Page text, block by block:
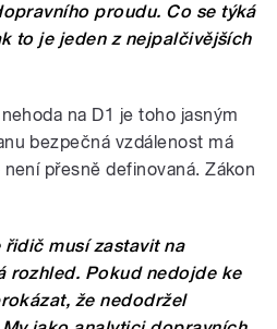
proudu. Co se týká
to je jeden z nejpalčivějších
na D1 je toho jasným
bezpečná vzdálenost má
přesně definovaná. Zákon
řidič musí zastavit na
rozhled. Pokud nedojde ke
že nedodržel